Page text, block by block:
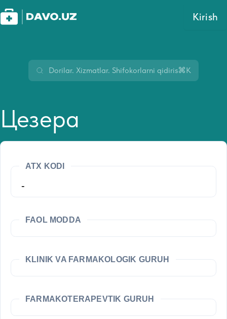
Kirish
⌘K
Цезера
ATX KODI
-
FAOL MODDA
KLINIK VA FARMAKOLOGIK GURUH
FARMAKOTERAPEVTIK GURUH